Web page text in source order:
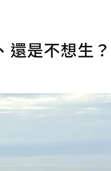
是不想生？